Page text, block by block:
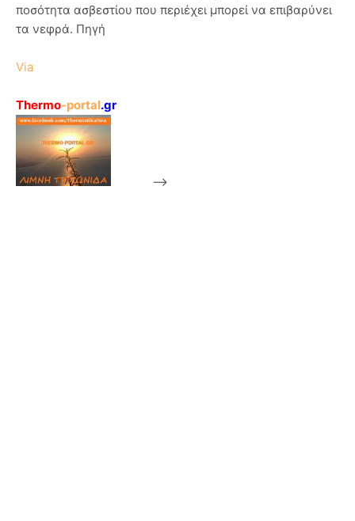
ποσότητα ασβεστίου που περιέχει μπορεί να επιβαρύνει
τα νεφρά. Πηγή
Via
Thermo-portal.gr
-->